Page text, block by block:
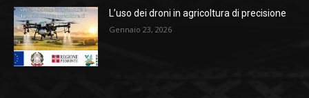
L’uso dei droni in agricoltura di precisione
Gennaio 23, 2026